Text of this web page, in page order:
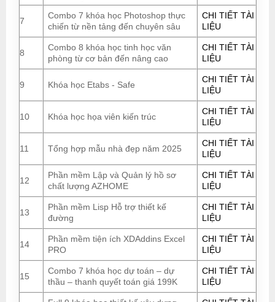
7
Combo 7 khóa học Photoshop thực
chiến từ nền tảng đến chuyên sâu
CHI TIẾT TÀI
LIỆU
8
Combo 8 khóa học tinh học văn
phòng từ cơ bản đến nâng cao
CHI TIẾT TÀI
LIỆU
9 Khóa học Etabs - Safe
CHI TIẾT TÀI
LIỆU
10 Khóa học họa viên kiến trúc
CHI TIẾT TÀI
LIỆU
11 Tổng hợp mẫu nhà đẹp năm 2025
CHI TIẾT TÀI
LIỆU
12
Phần mềm Lập và Quản lý hồ sơ
chất lượng AZHOME
CHI TIẾT TÀI
LIỆU
13
Phần mềm Lisp Hỗ trợ thiết kế
đường
CHI TIẾT TÀI
LIỆU
14
Phần mềm tiện ích XDAddins Excel
PRO
CHI TIẾT TÀI
LIỆU
15
Combo 7 khóa học dự toán – dự
thầu – thanh quyết toán giá 199K
CHI TIẾT TÀI
LIỆU